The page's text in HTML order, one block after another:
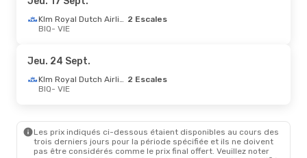
BIQ - VIE
1 Escale
VIE - BIQ
Mar. 13 Oct.- Ven. 16 Oct.
Air France 1 Escale
BIQ - VIE
Air France
Jeu. 1 Oct.- Dim. 4 Oct.
Klm Royal Dutch Airlines
Klm Royal Dutch Airlines 2 Escales
BIQ- VIE
Jeu. 24 Sept.
Klm Royal Dutch Airlines 2 Escales
BIQ- VIE
Les prix indiqués ci-dessous étaient disponibles au cours des
trois derniers jours pour la période spécifiée et ils ne doivent
pas être considérés comme le prix final offert. Veuillez noter